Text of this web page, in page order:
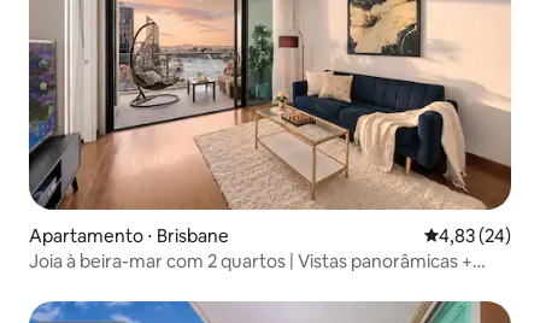
Apartamento ⋅ Brisbane 4,83 de uma
4,83 (24)
Joia à beira-mar com 2 quartos | Vistas panorâmicas +